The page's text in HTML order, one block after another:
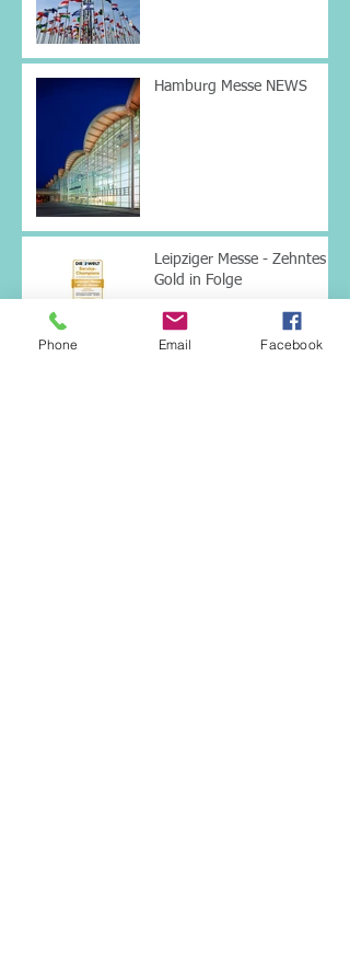
Hamburg Messe NEWS
Leipziger Messe - Zehntes
Gold in Folge
Messepunsch 2024-12-11
Phone Email Facebook